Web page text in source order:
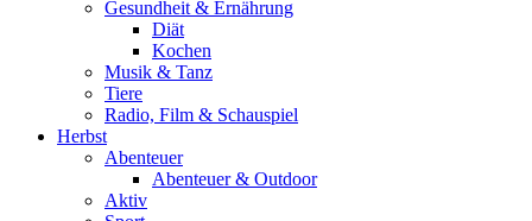
Gesundheit & Ernährung
Diät
Kochen
Musik & Tanz
Tiere
Radio, Film & Schauspiel
Herbst
Abenteuer
Abenteuer & Outdoor
Aktiv